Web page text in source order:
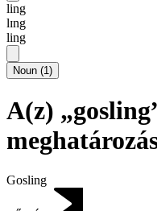
ling
lɪng
ling
Noun (1)
A(z)
Gosling